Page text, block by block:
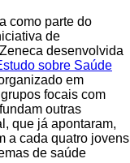
como parte do
de
desenvolvida
sobre Saúde
em
focais com
outras
que já apontaram,
a cada quatro jovens
de saúde